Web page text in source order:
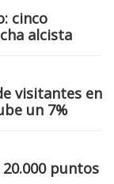
cinco
alcista
visitantes en
un 7%
puntos